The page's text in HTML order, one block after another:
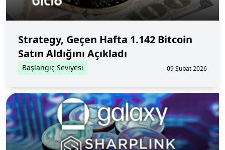
Strategy, Geçen Hafta 1.142 Bitcoin
Satın Aldığını Açıkladı
Başlangıç Seviyesi 09 Şubat 2026